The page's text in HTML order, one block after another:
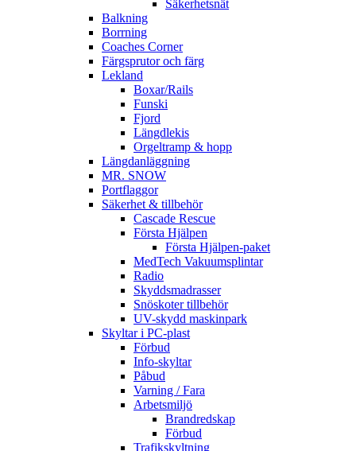
Säkerhetsnät
Balkning
Borrning
Coaches Corner
Färgsprutor och färg
Lekland
Boxar/Rails
Funski
Fjord
Längdlekis
Orgeltramp & hopp
Längdanläggning
MR. SNOW
Portflaggor
Säkerhet & tillbehör
Cascade Rescue
Första Hjälpen
Första Hjälpen-paket
MedTech Vakuumsplintar
Radio
Skyddsmadrasser
Snöskoter tillbehör
UV-skydd maskinpark
Skyltar i PC-plast
Förbud
Info-skyltar
Påbud
Varning / Fara
Arbetsmiljö
Brandredskap
Förbud
Trafikskyltning